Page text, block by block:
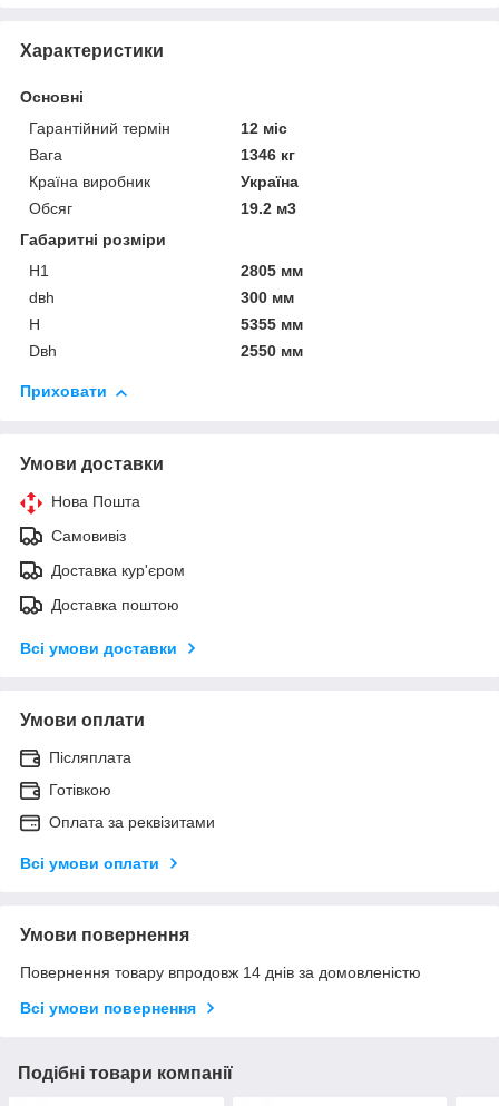
Характеристики
Основні
Гарантійний термін
12 міс
Вага
1346 кг
Країна виробник
Україна
Обсяг
19.2 м3
Габаритні розміри
Н1
2805 мм
dвh
300 мм
Н
5355 мм
Dвh
2550 мм
Приховати
Умови доставки
Нова Пошта
Самовивіз
Доставка кур'єром
Доставка поштою
Всі умови доставки
Умови оплати
Післяплата
Готівкою
Оплата за реквізитами
Всі умови оплати
Умови повернення
Повернення товару впродовж 14 днів за домовленістю
Всі умови повернення
Подібні товари компанії